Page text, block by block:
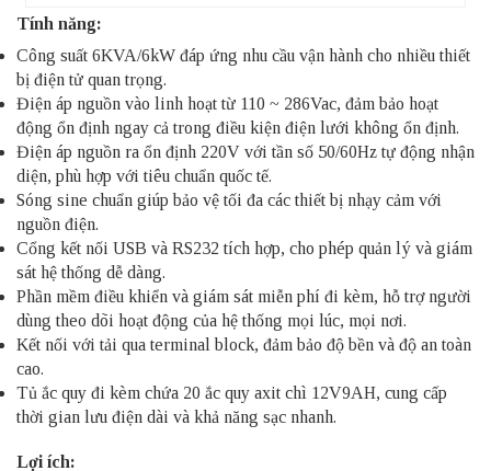
Tính năng:
Công suất 6KVA/6kW đáp ứng nhu cầu vận hành cho nhiều thiết
bị điện tử quan trọng.
Điện áp nguồn vào linh hoạt từ 110 ~ 286Vac, đảm bảo hoạt
động ổn định ngay cả trong điều kiện điện lưới không ổn định.
Điện áp nguồn ra ổn định 220V với tần số 50/60Hz tự động nhận
diện, phù hợp với tiêu chuẩn quốc tế.
Sóng sine chuẩn giúp bảo vệ tối đa các thiết bị nhạy cảm với
nguồn điện.
Cổng kết nối USB và RS232 tích hợp, cho phép quản lý và giám
sát hệ thống dễ dàng.
Phần mềm điều khiển và giám sát miễn phí đi kèm, hỗ trợ người
dùng theo dõi hoạt động của hệ thống mọi lúc, mọi nơi.
Kết nối với tải qua terminal block, đảm bảo độ bền và độ an toàn
cao.
Tủ ắc quy đi kèm chứa 20 ắc quy axit chì 12V9AH, cung cấp
thời gian lưu điện dài và khả năng sạc nhanh.
Lợi ích: